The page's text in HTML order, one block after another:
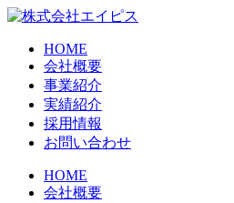
HOME
会社概要
事業紹介
実績紹介
採用情報
お問い合わせ
HOME
会社概要